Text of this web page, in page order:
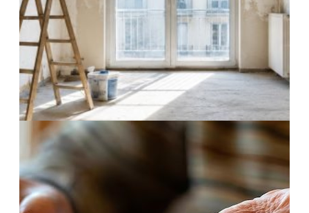
30 Maggio 2026
Proposta d’acquisto accettata: cosa succede
davvero fino al rogito